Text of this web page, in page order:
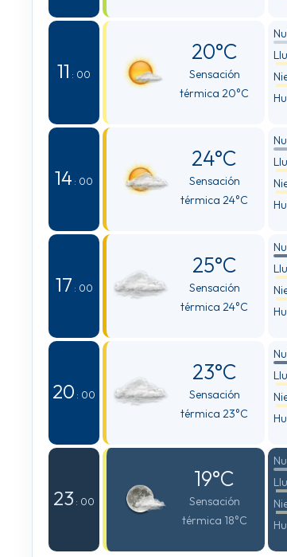
11 : 00
20°C
Sensación
térmica 20°C
14 : 00
24°C
Sensación
térmica 24°C
17 : 00
25°C
Sensación
térmica 24°C
20 : 00
23°C
Sensación
térmica 23°C
23 : 00
19°C
Sensación
térmica 18°C